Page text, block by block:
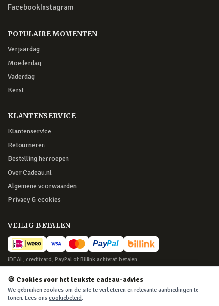
FacebookInstagram
POPULAIRE MOMENTEN
Verjaardag
Moederdag
Vaderdag
Kerst
KLANTENSERVICE
Klantenservice
Retourneren
Bestelling herroepen
Over Cadeau.nl
Algemene voorwaarden
Privacy & cookies
VEILIG BETALEN
iDEAL, creditcard, PayPal of Billink achteraf betalen
BEZORGING
Voor 22:45 besteld, morgen in huis. Tot 365 dagen retourneren.
🍪 Cookies voor het leukste cadeau-advies
We gebruiken cookies om de site te verbeteren en relevante aanbiedingen te
tonen. Lees ons cookiebeleid.